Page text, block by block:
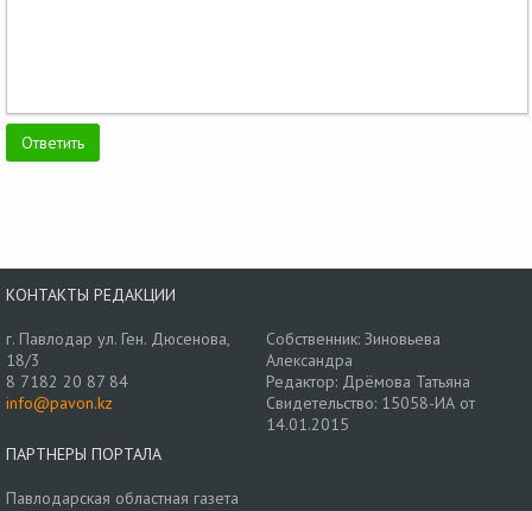
КОНТАКТЫ РЕДАКЦИИ
г. Павлодар ул. Ген. Дюсенова,
18/3
8 7182 20 87 84
info@pavon.kz
Собственник: Зиновьева
Александра
Редактор: Дрёмова Татьяна
Свидетельство: 15058-ИА от
14.01.2015
ПАРТНЕРЫ ПОРТАЛА
Павлодарская областная газета